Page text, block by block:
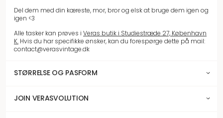
Del dem med din kæreste, mor, bror og elsk at bruge dem igen og
igen <3
Alle tasker kan prøves i Veras butik i Studiestræde 27, København
K. Hvis du har specifikke ønsker, kan du forespørge dette på mail:
contact@verasvintage.dk
STØRRELSE OG PASFORM
JOIN VERASVOLUTION